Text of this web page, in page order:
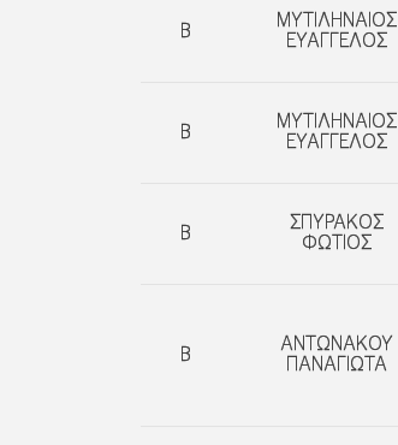
Β
ΜΥΤΙΛΗΝΑΙΟΣ
ΕΥΑΓΓΕΛΟΣ
Β
ΜΥΤΙΛΗΝΑΙΟΣ
ΕΥΑΓΓΕΛΟΣ
Β
ΣΠΥΡΑΚΟΣ
ΦΩΤΙΟΣ
Β
ΑΝΤΩΝΑΚΟΥ
ΠΑΝΑΓΙΩΤΑ